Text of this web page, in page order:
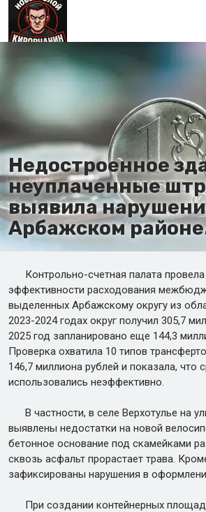
Главная
Недостроенное
неуплаченные
выявила
Арбажском
Контрольно-счетная палата провела
эффективности расходования
выделенных Арбажскому округу из
2023-2024 годах округ получил 305,7
2025 год запланировано еще 144,3
Проверка охватила 10 типов
146,7 миллиона рублей и показала, что
использовались неэффективно.
В частности, в селе Верхотулье на
выявлены недостатки на новой
бетонное основание под скамейками
сквозь асфальт прорастает трава.
зафиксированы нарушения в
При создании контейнерных